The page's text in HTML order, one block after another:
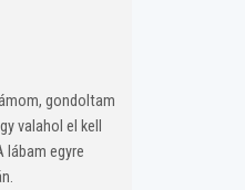
gondoltam
valahol el kell
lábam egyre